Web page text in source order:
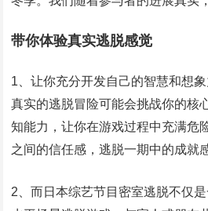
带你体验真实逃脱感觉
1、让你充分开发自己的智慧和想
真实的逃脱冒险可能会挑战你的核
知能力，让你在游戏过程中充满危
之间的信任感，逃脱一期中的成就
2、而日本综艺节目密室逃脱不仅